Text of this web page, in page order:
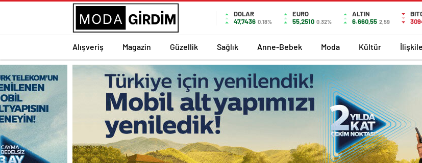
DOLAR
47,7436 0.18%
EURO
55,2510 0.32%
ALTIN
6.660,55 2,59
Alışveriş Magazin Güzellik Sağlık Anne-Bebek Moda Kültür